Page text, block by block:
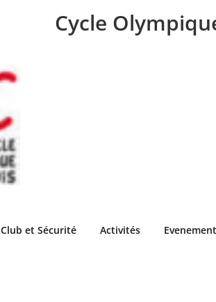
Cycle
Club et Sécurité Activités